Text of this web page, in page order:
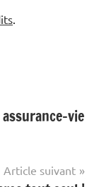
vie
Article suivant